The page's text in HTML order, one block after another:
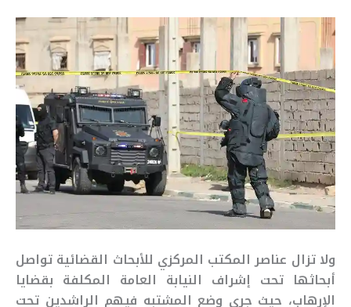
ولا تزال عناصر المكتب المركزي للأبحاث القضائية تواصل
أبحاثها تحت إشراف النيابة العامة المكلفة بقضايا
الإرهاب، حيث جرى وضع المشتبه فيهم الراشدين تحت